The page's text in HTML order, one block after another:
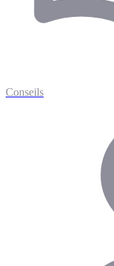
Conseils